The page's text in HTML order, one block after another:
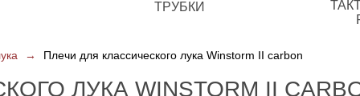
ТРУБКИ
→ Плечи для классического лука Winstorm II carbon
ЛУКА WINSTORM II